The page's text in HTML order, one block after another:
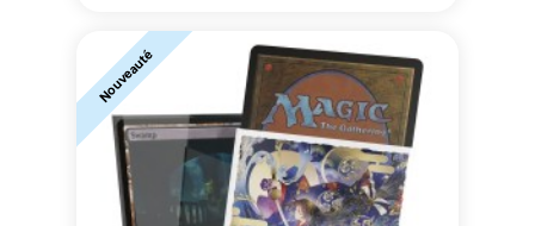
Nouveauté